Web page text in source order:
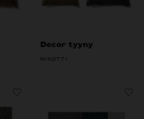
Decor tyyny
MINOTTI